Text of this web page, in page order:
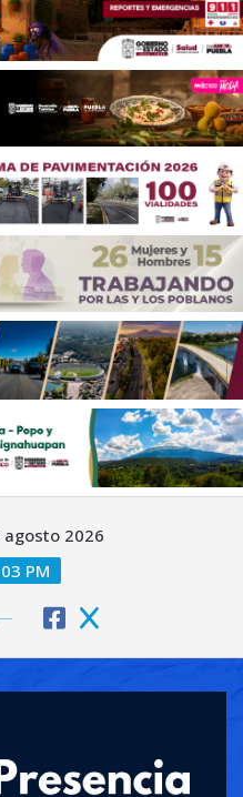
2026
PM